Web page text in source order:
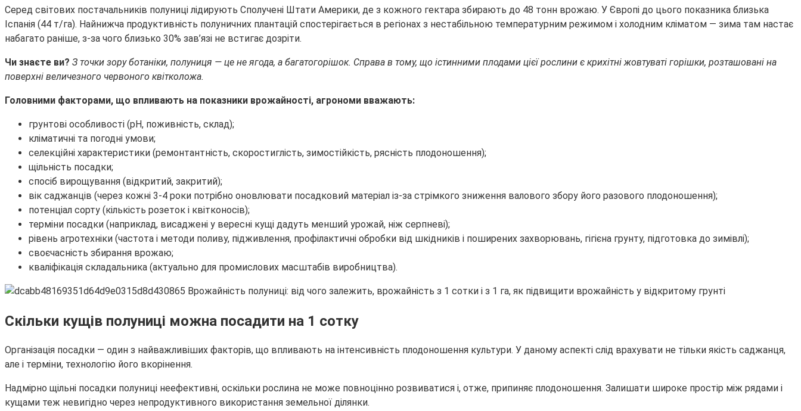
Серед світових постачальників полуниці лідирують Сполучені Штати Америки, де з кожного гектара збирають до 48 тонн врожаю. У Європі до цього показника близька
Іспанія (44 т/га). Найнижча продуктивність полуничних плантацій спостерігається в регіонах з нестабільною температурним режимом і холодним кліматом — зима там настає
набагато раніше, з-за чого близько 30% зав’язі не встигає дозріти.
Чи знаєте ви? З точки зору ботаніки, полуниця — це не ягода, а багатогорішок. Справа в тому, що істинними плодами цієї рослини є крихітні жовтуваті горішки, розташовані на
поверхні величезного червоного квітколожа.
Головними факторами, що впливають на показники врожайності, агрономи вважають:
грунтові особливості (рН, поживність, склад);
кліматичні та погодні умови;
селекційні характеристики (ремонтантність, скоростиглість, зимостійкість, рясність плодоношення);
щільність посадки;
спосіб вирощування (відкритий, закритий);
вік саджанців (через кожні 3-4 роки потрібно оновлювати посадковий матеріал із-за стрімкого зниження валового збору його разового плодоношення);
потенціал сорту (кількість розеток і квітконосів);
терміни посадки (наприклад, висаджені у вересні кущі дадуть менший урожай, ніж серпневі);
рівень агротехніки (частота і методи поливу, підживлення, профілактичні обробки від шкідників і поширених захворювань, гігієна грунту, підготовка до зимівлі);
своєчасність збирання врожаю;
кваліфікація складальника (актуально для промислових масштабів виробництва).
Скільки кущів полуниці можна посадити на 1 сотку
Організація посадки — один з найважливіших факторів, що впливають на інтенсивність плодоношення культури. У даному аспекті слід врахувати не тільки якість саджанця,
але і терміни, технологію його вкорінення.
Надмірно щільні посадки полуниці неефективні, оскільки рослина не може повноцінно розвиватися і, отже, припиняє плодоношення. Залишати широке простір між рядами і
кущами теж невигідно через непродуктивного використання земельної ділянки.